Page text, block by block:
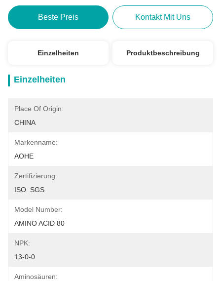
Beste Preis Kontakt Mit Uns
Einzelheiten Produktbeschreibung
Einzelheiten
Place Of Origin:
CHINA
Markenname:
AOHE
Zertifizierung:
ISO  SGS
Model Number:
AMINO ACID 80
NPK:
13-0-0
Aminosäuren: